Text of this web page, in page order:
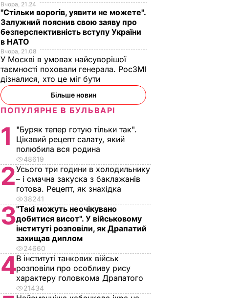
Вчора, 21.24
"Стільки ворогів, уявити не можете".
Залужний пояснив свою заяву про
безперспективність вступу України
в НАТО
Вчора, 21.08
У Москві в умовах найсуворішої
таємності поховали генерала. РосЗМІ
дізналися, хто це міг бути
Більше новин
ПОПУЛЯРНЕ В БУЛЬВАРІ
1
"Буряк тепер готую тільки так".
Цікавий рецепт салату, який
полюбила вся родина
48619
2Усього три години в холодильнику
– і смачна закуска з баклажанів
готова. Рецепт, як знахідка
38241
3"Такі можуть неочікувано
добитися висот". У військовому
інституті розповіли, як Драпатий
захищав диплом
24660
4В інституті танкових військ
розповіли про особливу рису
характеру головкома Драпатого
21434